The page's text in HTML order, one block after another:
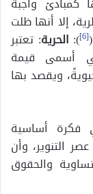
إلا أنها ظلت
[6]
): الحرية: تعتبر
أسمى قيمة
ويقصد بها
فكرة أساسية
التنوير، وأن
والحقوق